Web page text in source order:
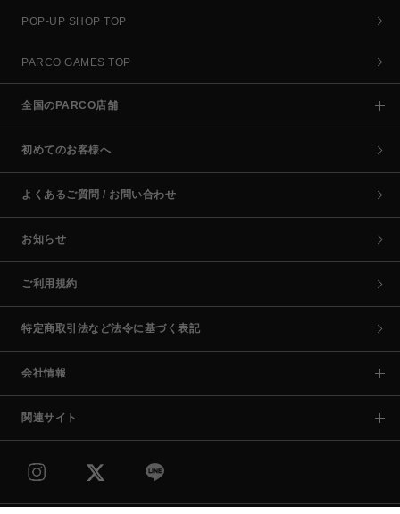
POP-UP SHOP TOP
PARCO GAMES TOP
全国のPARCO店舗
初めてのお客様へ
よくあるご質問 / お問い合わせ
お知らせ
ご利用規約
特定商取引法など法令に基づく表記
会社情報
関連サイト